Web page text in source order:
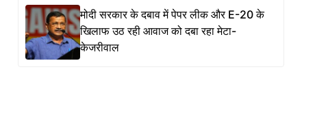
मोदी सरकार के दबाव में पेपर लीक और E-20 के
खिलाफ उठ रही आवाज को दबा रहा मेटा-
केजरीवाल